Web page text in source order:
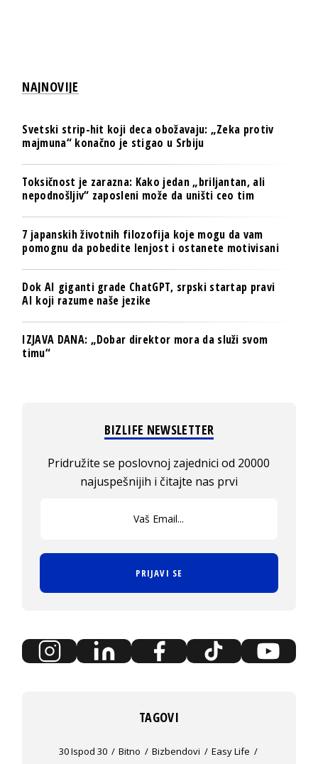
NAJNOVIJE
Svetski strip-hit koji deca obožavaju: „Zeka protiv
majmuna“ konačno je stigao u Srbiju
Toksičnost je zarazna: Kako jedan „briljantan, ali
nepodnošljiv“ zaposleni može da uništi ceo tim
7 japanskih životnih filozofija koje mogu da vam
pomognu da pobedite lenjost i ostanete motivisani
Dok AI giganti grade ChatGPT, srpski startap pravi
AI koji razume naše jezike
IZJAVA DANA: „Dobar direktor mora da služi svom
timu“
BIZLIFE NEWSLETTER
Pridružite se poslovnoj zajednici od 20000
najuspešnijih i čitajte nas prvi
PRIJAVI SE
TAGOVI
30 Ispod 30 Bitno Bizbendovi
Easy Life